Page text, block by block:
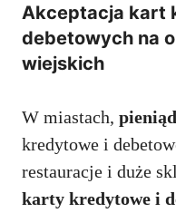
Akceptacja kart
debetowych na
wiejskich
W miastach,
kredytowe i
restauracje i duże
karty kredytowe i